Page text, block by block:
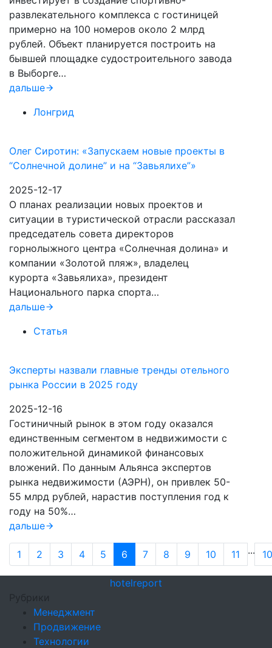
развлекательного комплекса с гостиницей
примерно на 100 номеров около 2 млрд
рублей. Объект планируется построить на
бывшей площадке судостроительного завода
в Выборге…
дальше
Лонгрид
Олег Сиротин: «Запускаем новые проекты в
“Солнечной долине” и на “Завьялихе”»
2025-12-17
О планах реализации новых проектов и
ситуации в туристической отрасли рассказал
председатель совета директоров
горнолыжного центра «Солнечная долина» и
компании «Золотой пляж», владелец
курорта «Завьялиха», президент
Национального парка спорта…
дальше
Статья
Эксперты назвали главные тренды отельного
рынка России в 2025 году
2025-12-16
Гостиничный рынок в этом году оказался
единственным сегментом в недвижимости с
положительной динамикой финансовых
вложений. По данным Альянса экспертов
рынка недвижимости (АЭРН), он привлек 50-
55 млрд рублей, нарастив поступления год к
году на 50%…
дальше
1 2 3 4 5 6 7 8 9 10 11 ...
hotelreport
Рубрики
Менеджмент
Продвижение
Технологии